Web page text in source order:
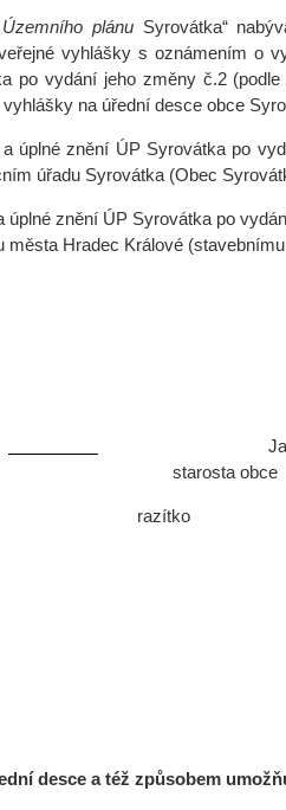
Územního plánuSyrovátka“
vyhlášky s oznámením o
po vydání jeho změny č.2
na úřední desce obce
úplné znění ÚP Syrovátka po
úřadu Syrovátka (Obec
úplné znění ÚP Syrovátka po
města Hradec Králové
Jaroslav
obce
razítko
desce a též způsobem